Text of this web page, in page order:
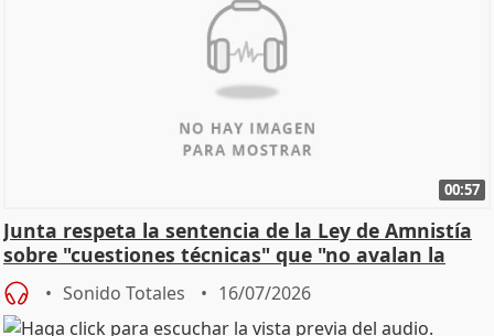
00:57
Junta respeta la sentencia de la Ley de Amnistía
sobre "cuestiones técnicas" que "no avalan la
const
Sonido Totales 16/07/2026